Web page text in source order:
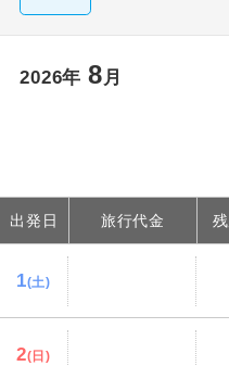
2026年 8月
出発日 旅行代金
1(土)
2(日)